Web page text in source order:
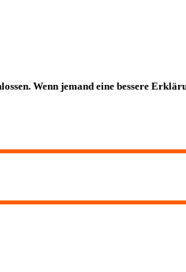
Wenn jemand eine bessere